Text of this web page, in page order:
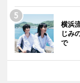
横浜
じみ
で